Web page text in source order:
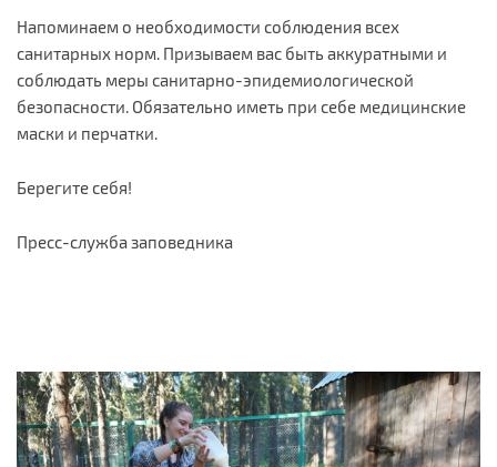
Напоминаем о необходимости соблюдения всех
санитарных норм. Призываем вас быть аккуратными и
соблюдать меры санитарно-эпидемиологической
безопасности. Обязательно иметь при себе медицинские
маски и перчатки.
Берегите себя!
Пресс-служба заповедника